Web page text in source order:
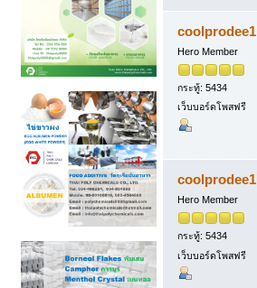
coolprodee1
Hero Member
กระทู้: 5434
เว็บบอร์ดโพสฟรี
coolprodee1
Hero Member
กระทู้: 5434
เว็บบอร์ดโพสฟรี